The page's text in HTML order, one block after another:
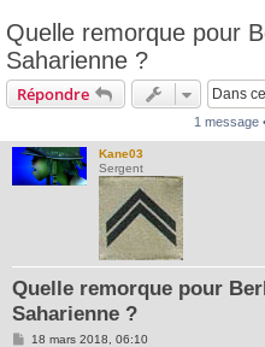
Quelle remorque pour
Saharienne ?
Répondre
1 message
Kane03
Sergent
Quelle remorque pour
Saharienne ?
M18 mars 2018, 06:10